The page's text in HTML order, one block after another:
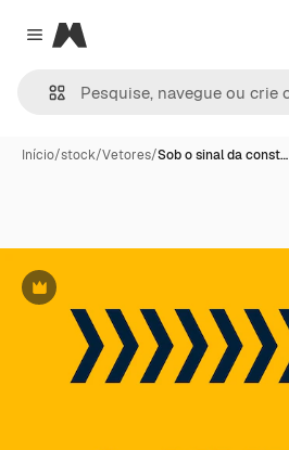
Close menu
Magnific
Início/stock/Vetores/Sob o sinal da const…
Premium